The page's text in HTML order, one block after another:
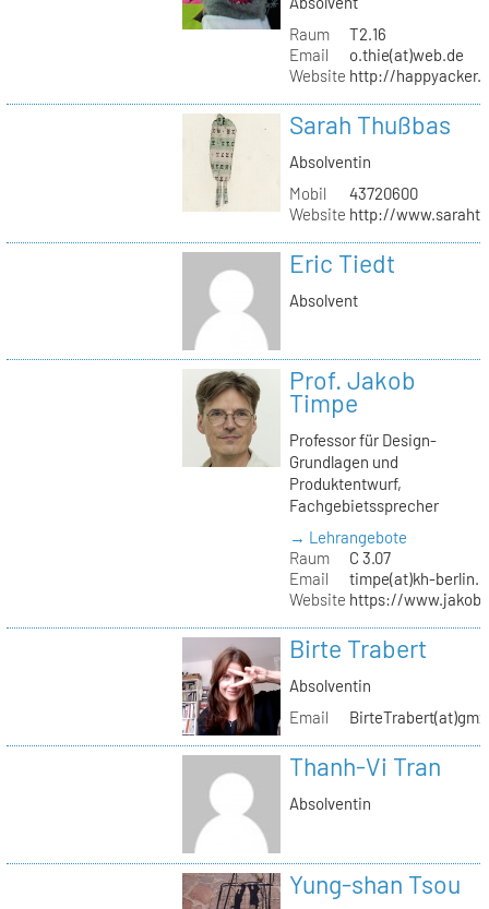
Raum
T2.16
Email
o.thie(at)web.de
Website http://
Sarah Thußbas
Absolventin
Mobil
43720600
Website http://
Eric Tiedt
Absolvent
Prof. Jakob
Timpe
Professor für Design-
Grundlagen und
Produktentwurf,
Fachgebietssprecher
→ Lehrangebote
Raum
C 3.07
Email
timpe(at)kh-
Website https://
Birte Trabert
Absolventin
Email
Thanh-Vi Tran
Absolventin
Yung-shan Tsou